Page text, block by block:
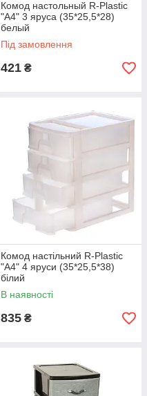
Комод настольный R-Plastic
"А4" 3 яруса (35*25,5*28)
белый
Під замовлення
421 ₴
Комод настільний R-Plastic
"А4" 4 яруси (35*25,5*38)
білий
В наявності
835 ₴